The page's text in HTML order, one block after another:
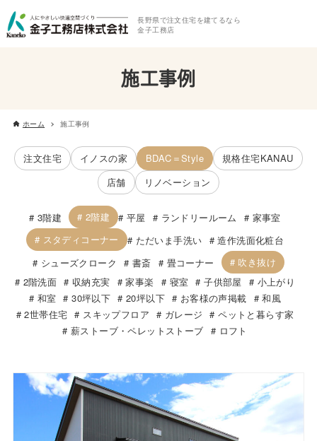
長野県で注文住宅を建てるなら
金子工務店
施工事例
ホーム 施工事例
注文住宅 イノスの家 BDAC＝Style
規格住宅KANAU
店舗
リノベーション
3階建 2階建 平屋 ランドリールーム
家事室
スタディコーナー
ただいま手洗い
造作洗面化粧台
シューズクローク
書斎 畳コーナー
吹き抜け
2階洗面
収納充実 家事楽 寝室 子供部屋
小上がり
和室
30坪以下 20坪以下 お客様の声掲載
和風
2世帯住宅
スキップフロア ガレージ
ペットと暮らす家
薪ストーブ・ペレットストーブ
ロフト